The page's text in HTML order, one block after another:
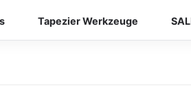
Tapezier Werkzeuge